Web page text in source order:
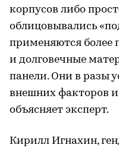
корпусов либо
облицовывались
применяются более
и долговечные
панели. Они в разы
внешних факторов
объясняет эксперт.
Кирилл Игнахин,